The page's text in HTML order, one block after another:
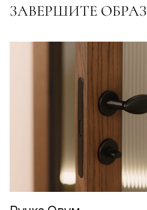
ЗАВЕРШИТЕ ОБРАЗ